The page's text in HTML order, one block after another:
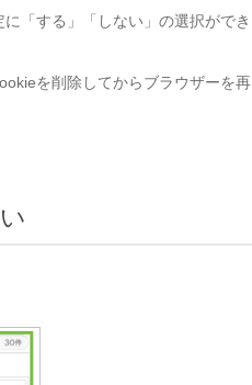
「する」「しない」の選択ができ
を削除してからブラウザーを再